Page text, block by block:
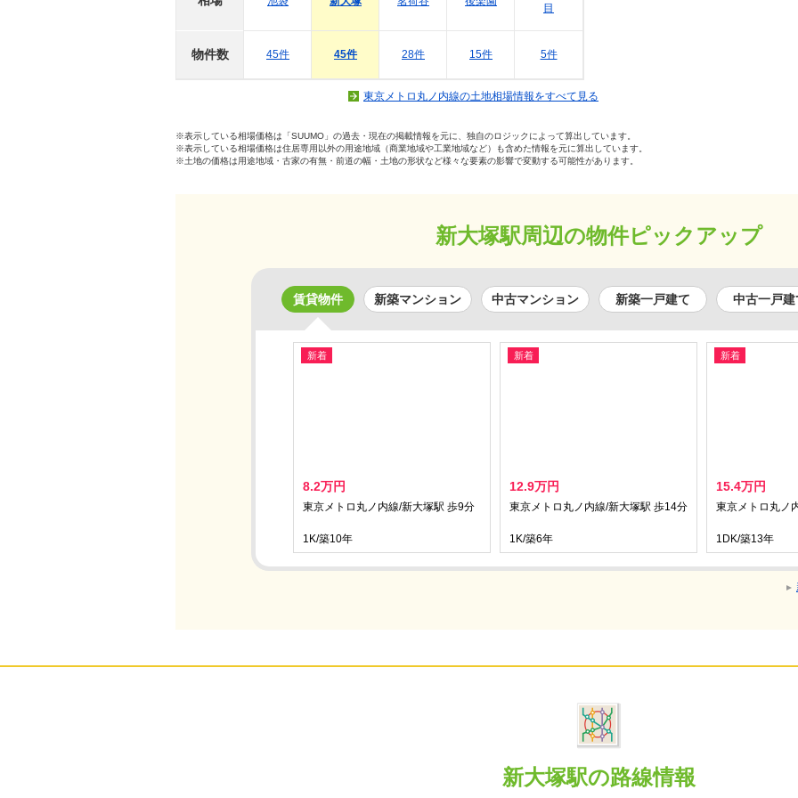
物件数 45件 45件 28件 15件
目
5件
東京メトロ丸ノ内線の土地相場情報をすべて見る
※表示している相場価格は「SUUMO」の過去・現在の掲載情報を元に、独自のロジックによって算出しています。
※表示している相場価格は住居専用以外の用途地域（商業地域や工業地域など）も含めた情報を元に算出しています。
※土地の価格は用途地域・古家の有無・前道の幅・土地の形状など様々な要素の影響で変動する可能性があります。
新大塚駅周辺の物件ピックアップ
賃貸物件 新築マンション 中古マンション 新築一戸建て 中古一戸建
新着
8.2万円
東京メトロ丸ノ内線/新大塚駅 歩9分
1K/築10年
新着
12.9万円
東京メトロ丸ノ内線/新大塚駅 歩14分
1K/築6年
新着
15.4万円
東京メトロ丸ノ
1DK/築13年
新大塚駅の路線情報